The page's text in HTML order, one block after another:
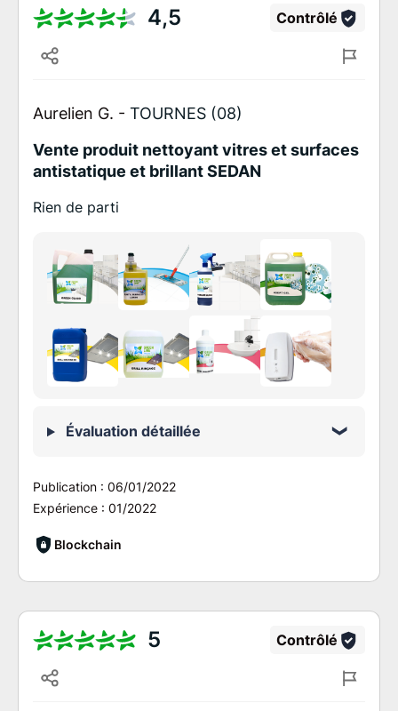
4,5 Contrôlé
Aurelien G. - TOURNES (08)
Vente produit nettoyant vitres et surfaces
antistatique et brillant SEDAN
Rien de parti
Évaluation détaillée
Publication : 06/01/2022
Expérience : 01/2022
Blockchain
5 Contrôlé